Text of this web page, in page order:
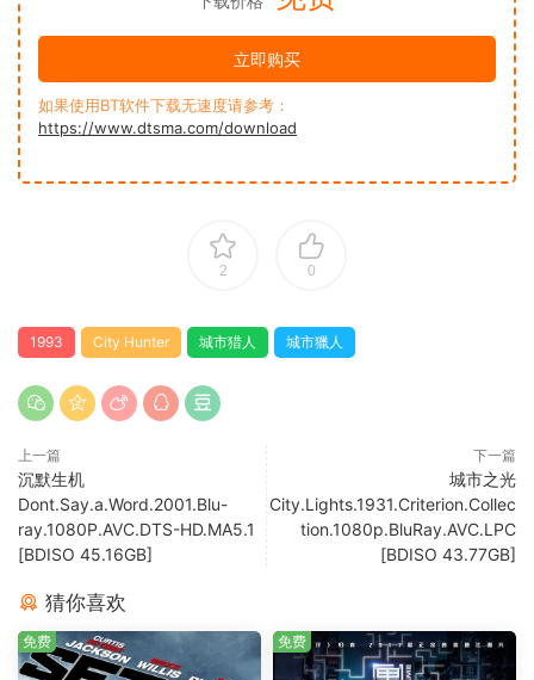
立即购买
如果使用BT软件下载无速度请参考：
https://www.dtsma.com/download
2 0
1993 City Hunter 城市猎人 城市獵人
上一篇
沉默生机
Dont.Say.a.Word.2001.Blu-
ray.1080P.AVC.DTS-HD.MA5.1
[BDISO 45.16GB]
下一篇
城市之光
City.Lights.1931.Criterion.Collec
tion.1080p.BluRay.AVC.LPC
[BDISO 43.77GB]
猜你喜欢
免费 免费